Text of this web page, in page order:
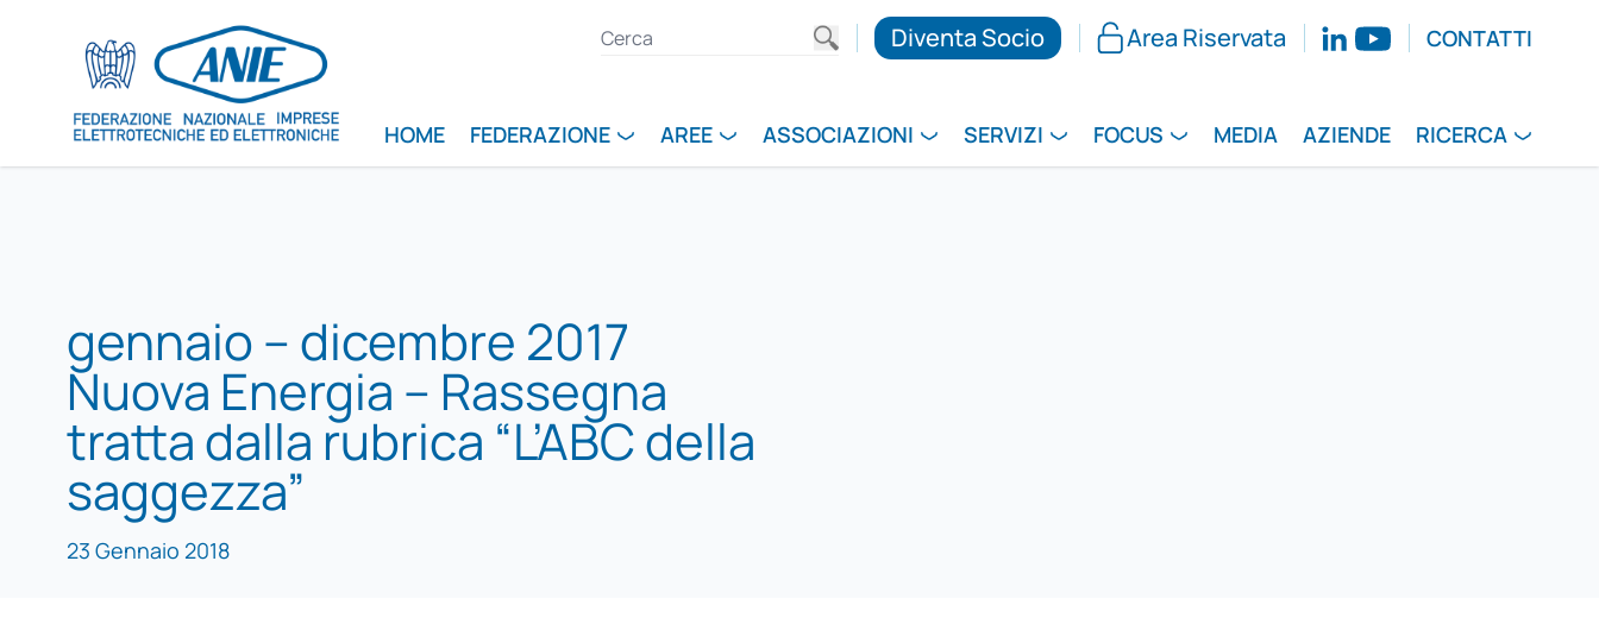
Diventa Socio Area Riservata CONTATTI
HOME FEDERAZIONE AREE ASSOCIAZIONI SERVIZI FOCUS MEDIA AZIENDE RICERCA
gennaio – dicembre 2017
Nuova Energia – Rassegna
tratta dalla rubrica “L’ABC della
saggezza”
23 Gennaio 2018